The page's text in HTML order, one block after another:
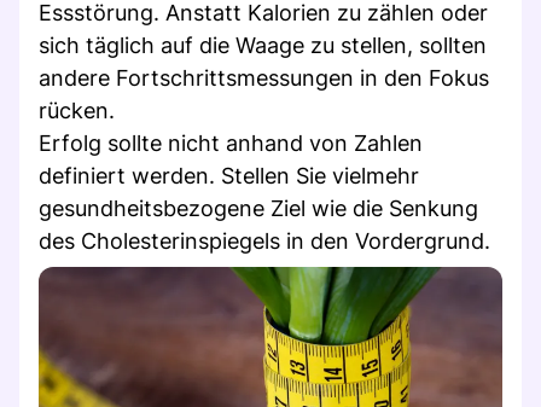
Essstörung. Anstatt Kalorien zu zählen oder
sich täglich auf die Waage zu stellen, sollten
andere Fortschrittsmessungen in den Fokus
rücken.
Erfolg sollte nicht anhand von Zahlen
definiert werden. Stellen Sie vielmehr
gesundheitsbezogene Ziel wie die Senkung
des Cholesterinspiegels in den Vordergrund.